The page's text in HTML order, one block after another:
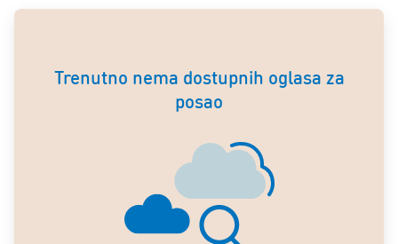
Trenutno nema dostupnih oglasa za
posao